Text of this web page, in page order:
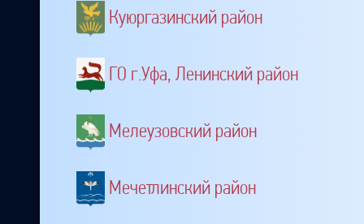
Куюргазинский район
ГО г.Уфа, Ленинский район
Мелеузовский район
Мечетлинский район